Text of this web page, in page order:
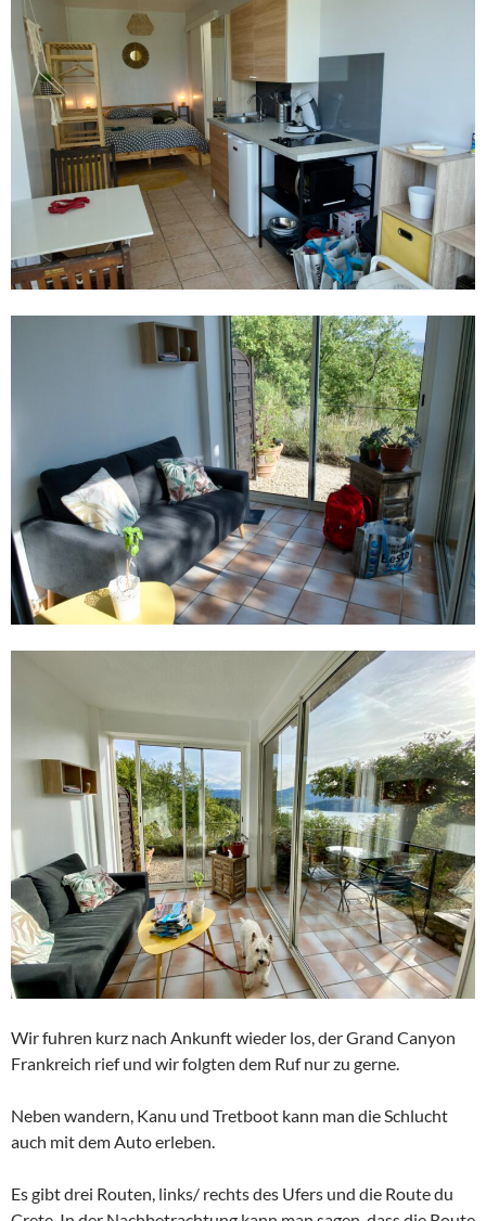
Wir fuhren kurz nach Ankunft wieder los, der Grand Canyon
Frankreich rief und wir folgten dem Ruf nur zu gerne.
Neben wandern, Kanu und Tretboot kann man die Schlucht
auch mit dem Auto erleben.
Es gibt drei Routen, links/ rechts des Ufers und die Route du